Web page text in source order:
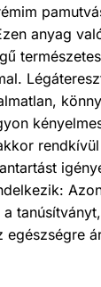
anyag
egészségre